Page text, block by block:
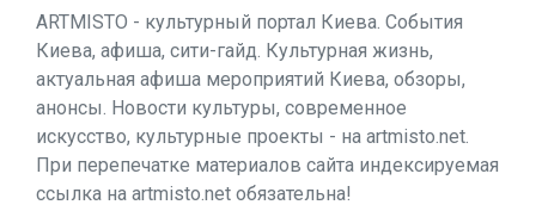
ARTMISTO - культурный портал Киева. События
Киева, афиша, сити-гайд. Культурная жизнь,
актуальная афиша мероприятий Киева, обзоры,
анонсы. Новости культуры, современное
искусство, культурные проекты - на artmisto.net.
При перепечатке материалов сайта индексируемая
ссылка на artmisto.net обязательна!